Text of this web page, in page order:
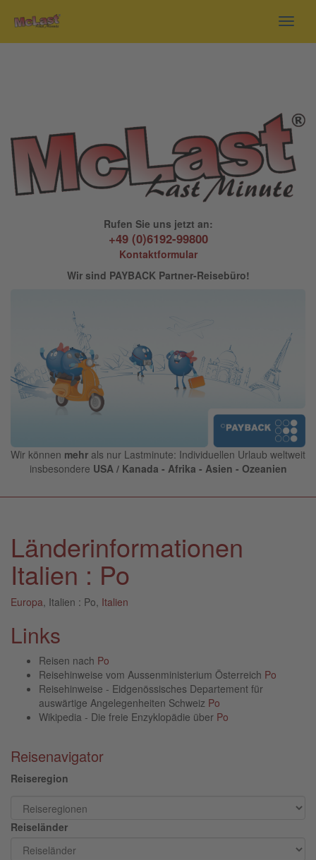
Rufen Sie uns jetzt an:
+49 (0)6192-99800
Kontaktformular
Wir sind PAYBACK Partner-Reisebüro!
Wir können mehr als nur Lastminute: Individuellen Urlaub weltweit
insbesondere USA / Kanada - Afrika - Asien - Ozeanien
Länderinformationen
Italien : Po
Europa , Italien : Po, Italien
Links
Reisen nach Po
Reisehinweise vom Aussenministerium Österreich Po
Reisehinweise - Eidgenössisches Departement für
auswärtige Angelegenheiten Schweiz Po
Wikipedia - Die freie Enzyklopädie über Po
Reisenavigator
Reiseregion
Reiseländer